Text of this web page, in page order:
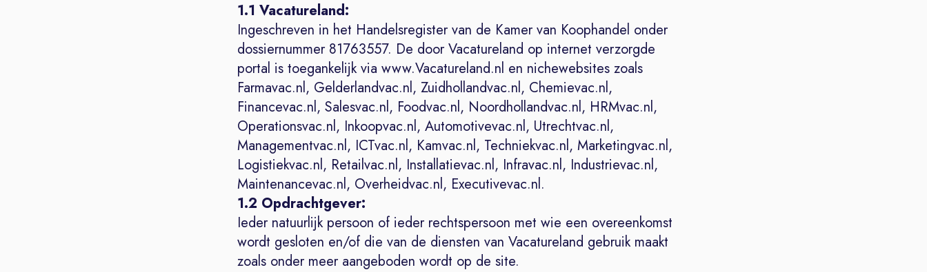
1.1 Vacatureland:
Ingeschreven in het Handelsregister van de Kamer van Koophandel onder
dossiernummer 81763557. De door Vacatureland op internet verzorgde
portal is toegankelijk via www.Vacatureland.nl en nichewebsites zoals
Farmavac.nl, Gelderlandvac.nl, Zuidhollandvac.nl, Chemievac.nl,
Financevac.nl, Salesvac.nl, Foodvac.nl, Noordhollandvac.nl, HRMvac.nl,
Operationsvac.nl, Inkoopvac.nl, Automotivevac.nl, Utrechtvac.nl,
Managementvac.nl, ICTvac.nl, Kamvac.nl, Techniekvac.nl, Marketingvac.nl,
Logistiekvac.nl, Retailvac.nl, Installatievac.nl, Infravac.nl, Industrievac.nl,
Maintenancevac.nl, Overheidvac.nl, Executivevac.nl.
1.2 Opdrachtgever:
Ieder natuurlijk persoon of ieder rechtspersoon met wie een overeenkomst
wordt gesloten en/of die van de diensten van Vacatureland gebruik maakt
zoals onder meer aangeboden wordt op de site.